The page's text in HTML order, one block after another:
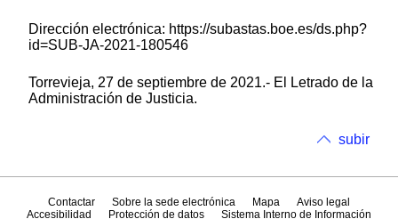
Dirección electrónica: https://subastas.boe.es/ds.php?
id=SUB-JA-2021-180546
Torrevieja, 27 de septiembre de 2021.- El Letrado de la
Administración de Justicia.
subir
Contactar Sobre la sede electrónica Mapa
Aviso legal
Accesibilidad
Protección de datos Sistema Interno de Información